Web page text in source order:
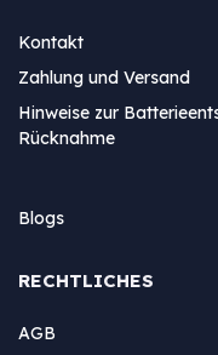
Kontakt
Zahlung und Versand
Hinweise zur
Rücknahme
Blogs
RECHTLICHES
AGB